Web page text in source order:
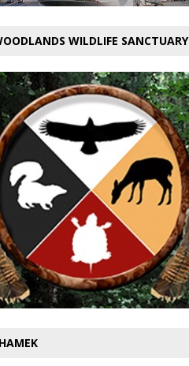
WILDLIFE SANCTUARY